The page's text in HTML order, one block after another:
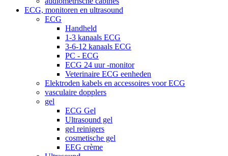
ECG, monitoren en ultrasound
ECG
Handheld
1-3 kanaals ECG
3-6-12 kanaals ECG
PC - ECG
ECG 24 uur -monitor
Veterinaire ECG eenheden
Elektroden kabels en accessoires voor ECG
vasculaire dopplers
gel
ECG Gel
Ultrasound gel
gel reinigers
cosmetische gel
EEG crème